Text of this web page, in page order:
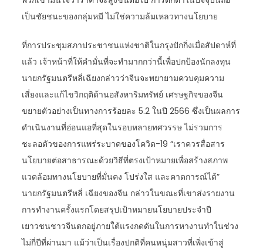
เป็นชัยชนะของกลุ่มหมี ไม่ใช่ความล้มเหลวทางนโยบาย
ที่การประชุมสภาประชาชนแห่งชาติในกรุงปักกิ่งเมื่อสัปดาห์ที่
แล้ว เจ้าหน้าที่ให้คำมั่นที่จะทำมากกว่านี้เพื่อปกป้องนักลงทุน
นายกรัฐมนตรีหลี่เฉียงกล่าวว่าจีนจะพยายามควบคุมความ
เสี่ยงและแก้ไขวิกฤติด้านอสังหาริมทรัพย์ เศรษฐกิจของจีน
ขยายตัวอย่างเป็นทางการร้อยละ 5.2 ในปี 2566 ซึ่งเป็นผลการ
ดำเนินงานที่อ่อนแอที่สุดในรอบหลายทศวรรษ ไม่รวมการ
ชะลอตัวของการแพร่ระบาดของโควิด-19 “เราควรสื่อสาร
นโยบายต่อสาธารณะด้วยวิธีที่ตรงเป้าหมายเพื่อสร้างสภาพ
แวดล้อมทางนโยบายที่มั่นคง โปร่งใส และคาดการณ์ได้”
นายกรัฐมนตรีหลี่ เฉียงของจีน กล่าวในขณะที่เขาส่งรายงาน
การทำงานครั้งแรกโดยสรุปเป้าหมายนโยบายประจำปี
เยาวชนชาวจีนตกอยู่ภายใต้แรงกดดันในการหางานทำในช่วง
ไม่กี่ปีที่ผ่านมา แม้ว่าเป็นเรื่องปกติที่คนหนุ่มสาวที่เพิ่งเข้าสู่